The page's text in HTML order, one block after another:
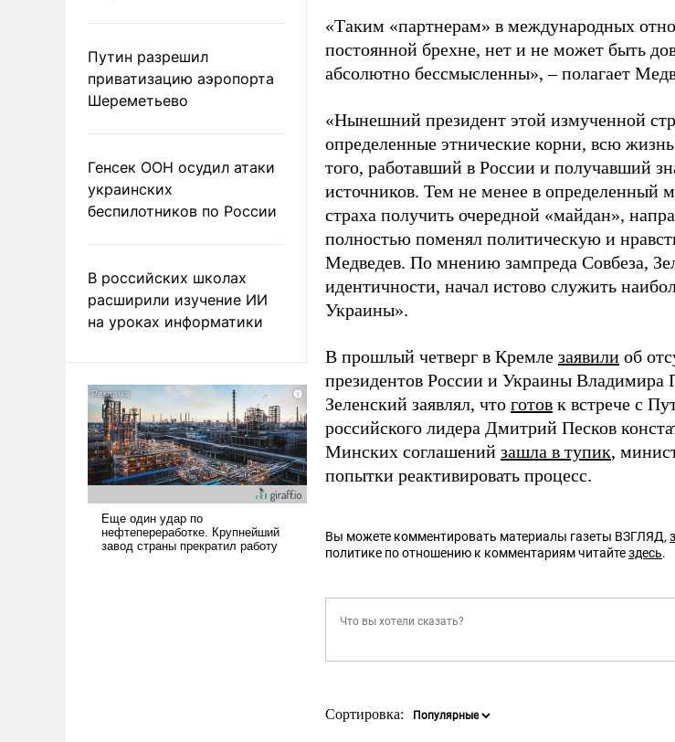
Путин разрешил
приватизацию аэропорта
Шереметьево
Генсек ООН осудил атаки
украинских
беспилотников по России
В российских школах
расширили изучение ИИ
на уроках информатики
«Таким «партнерам» в международных
постоянной брехне, нет и не может быть
абсолютно бессмысленны», – полагает
«Нынешний президент этой измученной
определенные этнические корни, всю
того, работавший в России и получавший
источников. Тем не менее в определенный
страха получить очередной «майдан»,
полностью поменял политическую и
Медведев. По мнению зампреда Совбеза,
идентичности, начал истово служить
Украины».
В прошлый четверг в Кремле заявили об
президентов России и Украины Владимира
Зеленский заявлял, что готов к встрече с
российского лидера Дмитрий Песков
Минских соглашений зашла в тупик,
попытки реактивировать процесс.
Вы можете комментировать материалы газеты ВЗГЛЯД,
политике по отношению к комментариям читайтездесь.
Сортировка: